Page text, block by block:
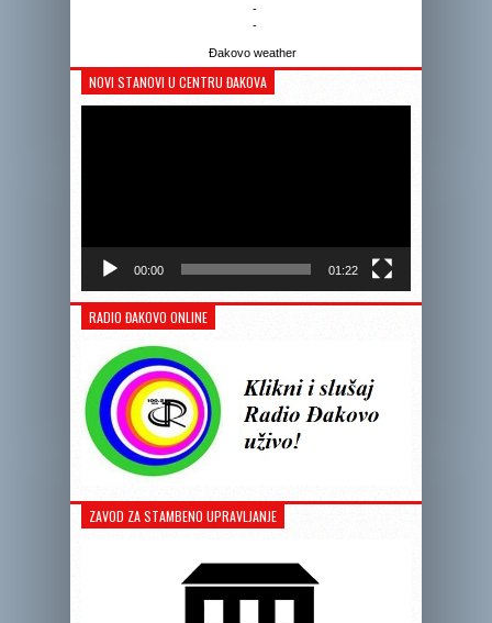
-
-
Đakovo weather
NOVI STANOVI U CENTRU ĐAKOVA
00:00 01:22
RADIO ĐAKOVO ONLINE
ZAVOD ZA STAMBENO UPRAVLJANJE